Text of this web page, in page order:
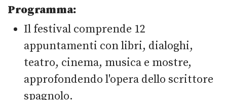
Programma:
Il festival comprende 12
appuntamenti con libri, dialoghi,
teatro, cinema, musica e mostre,
approfondendo l'opera dello scrittore
spagnolo.